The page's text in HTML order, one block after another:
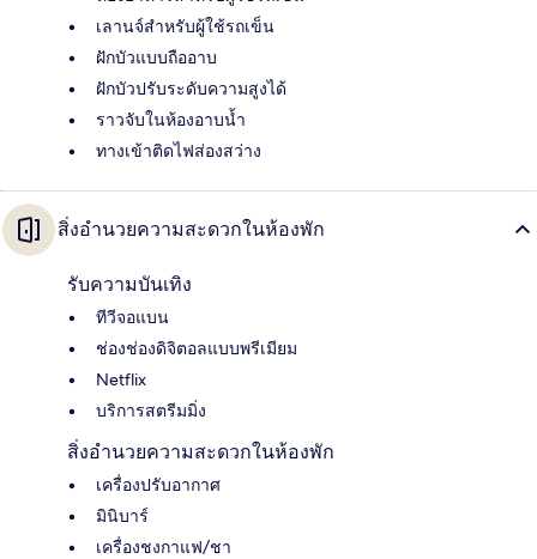
เลานจ์สำหรับผู้ใช้รถเข็น
ฝักบัวแบบถืออาบ
ฝักบัวปรับระดับความสูงได้
ราวจับในห้องอาบน้ำ
ทางเข้าติดไฟส่องสว่าง
สิ่งอำนวยความสะดวกในห้องพัก
รับความบันเทิง
ทีวีจอแบน
ช่องช่องดิจิตอลแบบพรีเมียม
Netflix
บริการสตรีมมิ่ง
สิ่งอำนวยความสะดวกในห้องพัก
เครื่องปรับอากาศ
มินิบาร์
เครื่องชงกาแฟ/ชา